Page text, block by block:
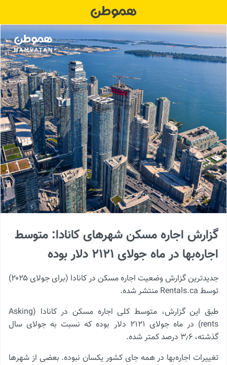
گزارش اجاره مسکن شهرهای کانادا: متوسط
اجاره‌بها در ماه جولای ۲۱۲۱ دلار بوده
جدیدترین گزارش وضعیت اجاره مسکن در کانادا (برای جولای ۲۰۲۵)
توسط Rentals.ca منتشر شده.
طبق این گزارش، متوسط کلی اجاره مسکن در کانادا (Asking
rents) در ماه جولای ۲۱۲۱ دلار بوده که نسبت به جولای سال
گذشته، ۳٫۶ درصد کمتر شده.
تغییرات اجاره‌بها در همه جای کشور یکسان نبوده. بعضی از شهرها